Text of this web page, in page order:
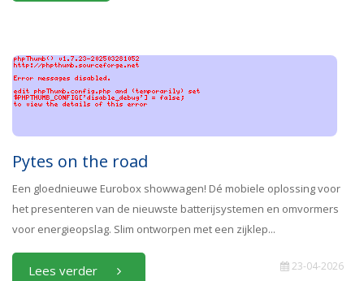
Pytes on the road
Een gloednieuwe Eurobox showwagen! Dé mobiele oplossing voor
het presenteren van de nieuwste batterijsystemen en omvormers
voor energieopslag. Slim ontworpen met een zijklep...
Lees verder 23-04-2026